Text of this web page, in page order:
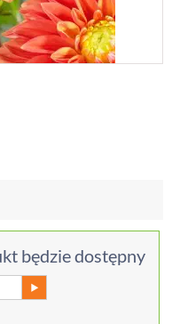
będzie dostępny